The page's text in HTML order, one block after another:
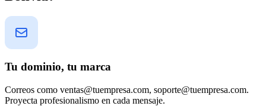
Tu dominio, tu marca
Correos como ventas@tuempresa.com, soporte@tuempresa.com.
Proyecta profesionalismo en cada mensaje.